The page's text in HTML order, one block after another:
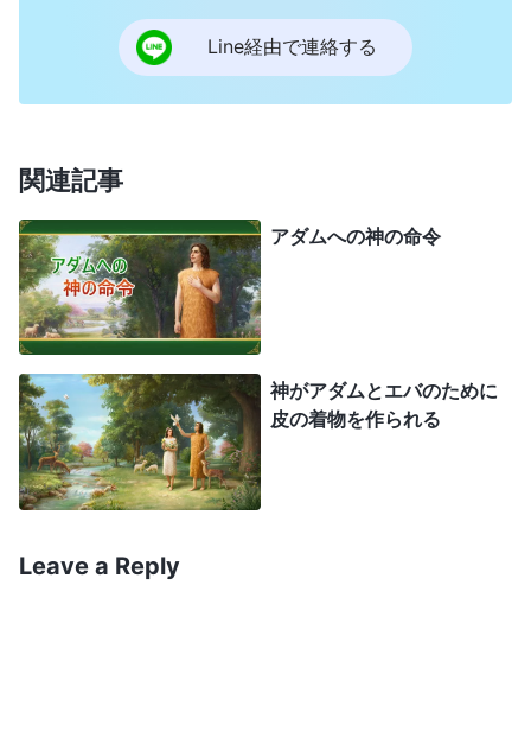
ことにする。わたしは自分がどれだけ利口かを示し
てみせる」といったふうにです。これはどのような
あるでしょうか。神はアダムがしたことに、何かお
りません。神が示す性質には、論争、傲慢、独善な
どは一切見られないのです。それは明らかです。こ
れは些細なことに見えるかもしれませんが、神の本
質を理解せず、神がどのように働きどんな態度を持
つかを心から知ろうとしていなければ、神の性質を
知ることはできませんし、神の性質の表現や明示を
見出すこともできません。そうではありませんか。
今説明したことに同意されるでしょうか。神はアダ
いことをした、お前に同意しよう」と壮大に宣言し
Line経由で連絡する
関連記事
アダムへの神の命令
神がアダムとエバのために
皮の着物を作られる
Leave a Reply